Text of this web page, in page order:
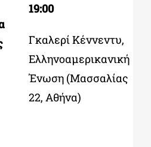
19:00
Γκαλερί Κέννεντυ,
Ελληνοαμερικανική
Ένωση (Μασσαλίας
22, Αθήνα)